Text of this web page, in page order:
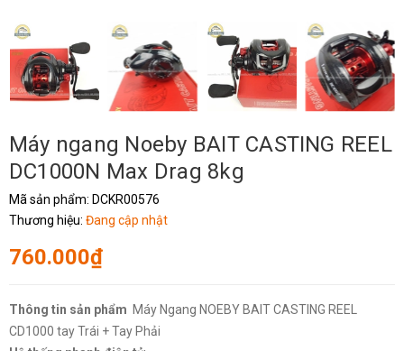
Máy ngang Noeby BAIT CASTING REEL
DC1000N Max Drag 8kg
Mã sản phẩm: DCKR00576
Thương hiệu: Đang cập nhật
760.000₫
Thông tin sản phẩm Máy Ngang NOEBY BAIT CASTING REEL
CD1000 tay Trái + Tay Phải